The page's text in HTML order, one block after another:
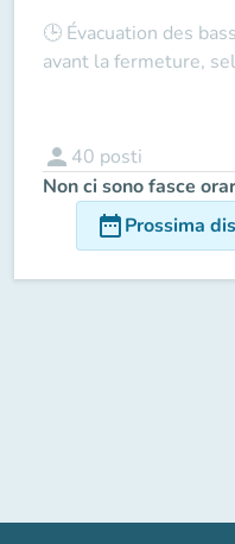
🕒 Évacuation des
avant la fermeture,
person 40 posti
Non ci sono fasce
date_rangeProssima